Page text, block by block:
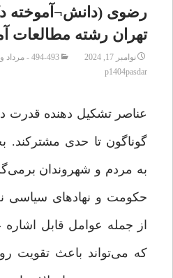
رضوی (دانش¬آموخته
تهران رشته مطالعات
نوامبر 17, 2024
493-494 - مرداد و شهریور 1403
p1404pasdar
عناصر تشکیل دهنده قدرت
گوناگون تا حدی مشترکند.
به مردم و شهروندان
حکومت و نهادهای سیاسی
از جمله عوامل قابل اشاره
که می‌تواند باعث تقویت